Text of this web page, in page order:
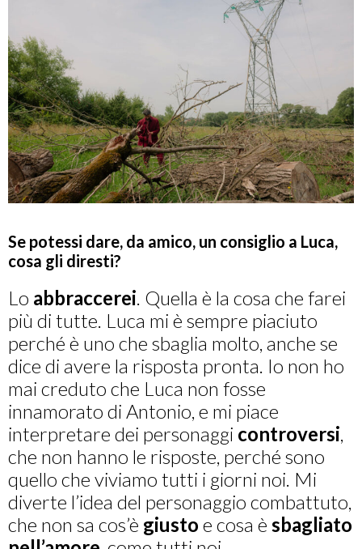
Se potessi dare, da amico, un consiglio a Luca,
cosa gli diresti?
Lo abbraccerei. Quella è la cosa che farei
più di tutte. Luca mi è sempre piaciuto
perché è uno che sbaglia molto, anche se
dice di avere la risposta pronta. Io non ho
mai creduto che Luca non fosse
innamorato di Antonio, e mi piace
interpretare dei personaggi controversi,
che non hanno le risposte, perché sono
quello che viviamo tutti i giorni noi. Mi
diverte l’idea del personaggio combattuto,
che non sa cos’è giusto e cosa è sbagliato